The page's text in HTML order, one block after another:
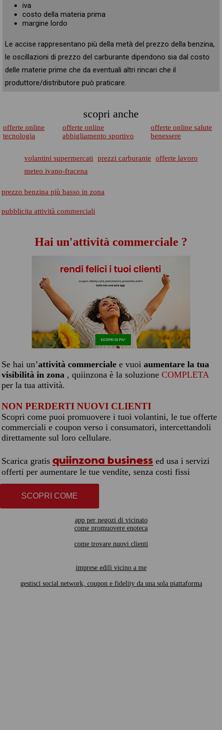
iva
costo della materia prima
margine lordo
Le accise rappresentano più della metà del prezzo della benzina,
le oscillazioni di prezzo del carburante dipendono sia dal costo
delle materie prime che da eventuali altri rincari che il
produttore/distributore può praticare.
scopri anche
offerte online
tecnologia
offerte online
abbigliamento sportivo
offerte online salute
benessere
volantini supermercati prezzi carburante
offerte lavoro
meteo ivano-fracena
prezzo benzina più basso in zona
pubblicita attività commerciali
Hai un'attività commerciale ?
Se hai un’attività commerciale e vuoi aumentare la tua
visibilità in zona , quiinzona è la soluzione COMPLETA
per la tua attività.
NON PERDERTI NUOVI CLIENTI
Scopri come puoi promuovere i tuoi volantini, le tue offerte
commerciali e coupon verso i consumatori, intercettandoli
direttamente sul loro cellulare.
Scarica gratis quiinzona business ed usa i servizi
offerti per aumentare le tue vendite, senza costi fissi
SCOPRI COME
app per negozi di vicinato
come promuovere enoteca
come trovare nuovi clienti
imprese edili vicino a me
gestisci social network, coupon e fidelity da una sola piattaforma